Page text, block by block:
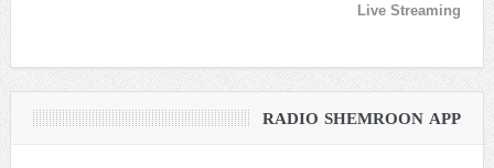
Live Streaming
RADIO SHEMROON APP